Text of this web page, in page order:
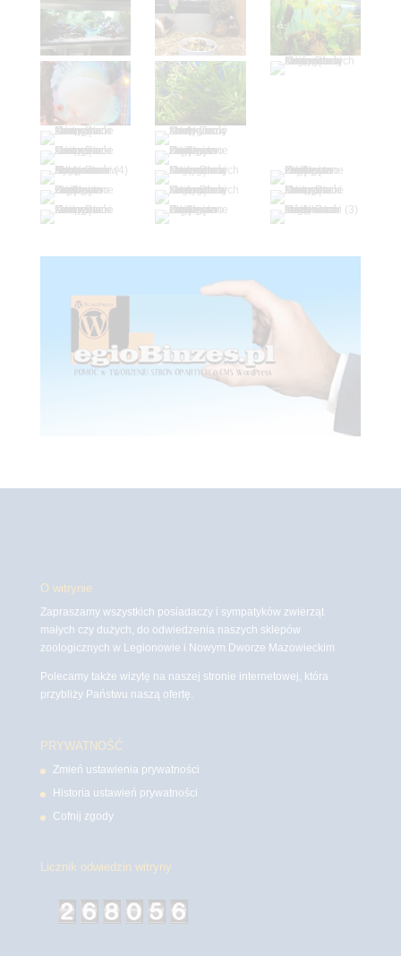
O witrynie
Zapraszamy wszystkich posiadaczy i sympatyków zwierząt
małych czy dużych, do odwiedzenia naszych sklepów
zoologicznych w Legionowie i Nowym Dworze Mazowieckim
Polecamy także wizytę na naszej stronie internetowej, która
przybliży Państwu naszą ofertę.
PRYWATNOŚĆ
Zmień ustawienia prywatności
Historia ustawień prywatności
Cofnij zgody
Licznik odwiedzin witryny